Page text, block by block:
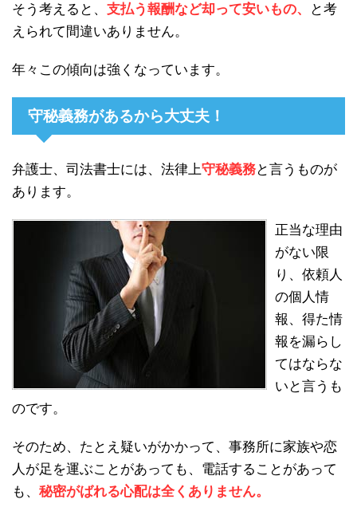
そう考えると、 支払う報酬など却って安いもの、
と考
えられて間違いありません。
年々この傾向は強くなっています。
守秘義務があるから大丈夫！
弁護士、司法書士には、法律上守秘義務と言うものが
あります。
正当な理由
がない限
り、依頼人
の個人情
報、得た情
報を漏らし
てはならな
いと言うも
のです。
そのため、たとえ疑いがかかって、事務所に家族や恋
人が足を運ぶことがあっても、電話することがあって
も、 秘密がばれる心配は全くありません。